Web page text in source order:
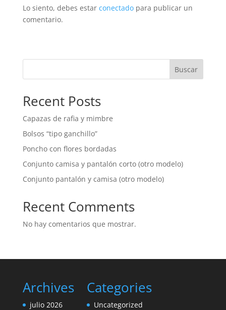
Lo siento, debes estar conectadopara publicar un
comentario.
Buscar
Recent Posts
Capazas de rafia y mimbre
Bolsos “tipo ganchillo”
Poncho con flores bordadas
Conjunto camisa y pantalón corto (otro modelo)
Conjunto pantalón y camisa (otro modelo)
Recent Comments
No hay comentarios que mostrar.
Archives
julio 2026
Categories
Uncategorized